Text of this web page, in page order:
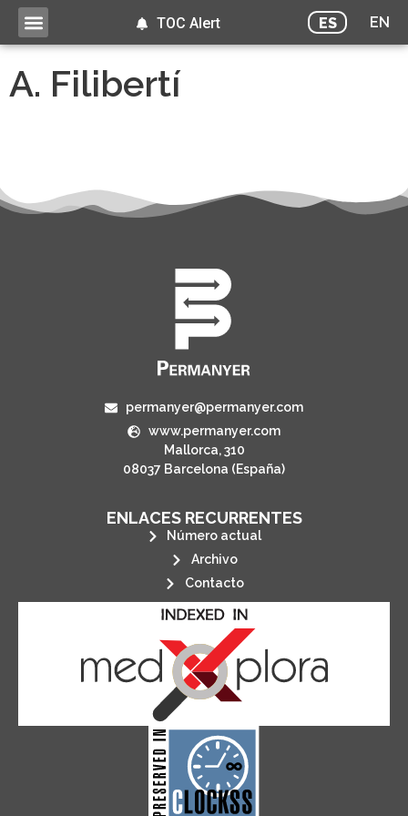
ES EN
TOC Alert
A. Filibertí
permanyer@permanyer.com
www.permanyer.com
Mallorca, 310
08037 Barcelona (España)
ENLACES RECURRENTES
Número actual
Archivo
Contacto
CLOCKSS is a dak archive that
ensures the long-term survival
of web-based scholary
publications, governed by and for
its stakeholders.